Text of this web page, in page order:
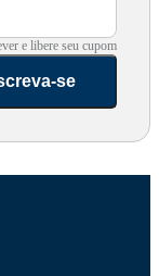
e libere seu cupom
se